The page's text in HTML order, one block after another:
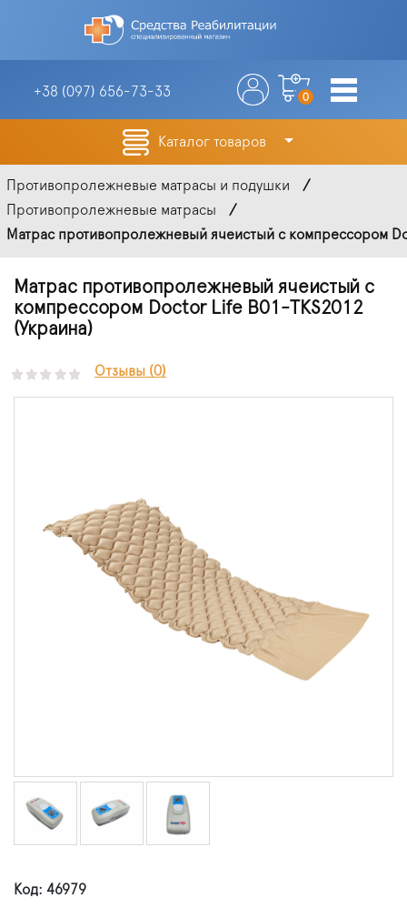
+38 (097) 656-73-33 0
Каталог товаров
Противопролежневые матрасы и подушки
Противопролежневые матрасы
Матрас противопролежневый ячеистый с компрессором
Матрас противопролежневый ячеистый с
компрессором Doctor Life B01-TKS2012
(Украина)
Отзывы (0)
Код: 46979